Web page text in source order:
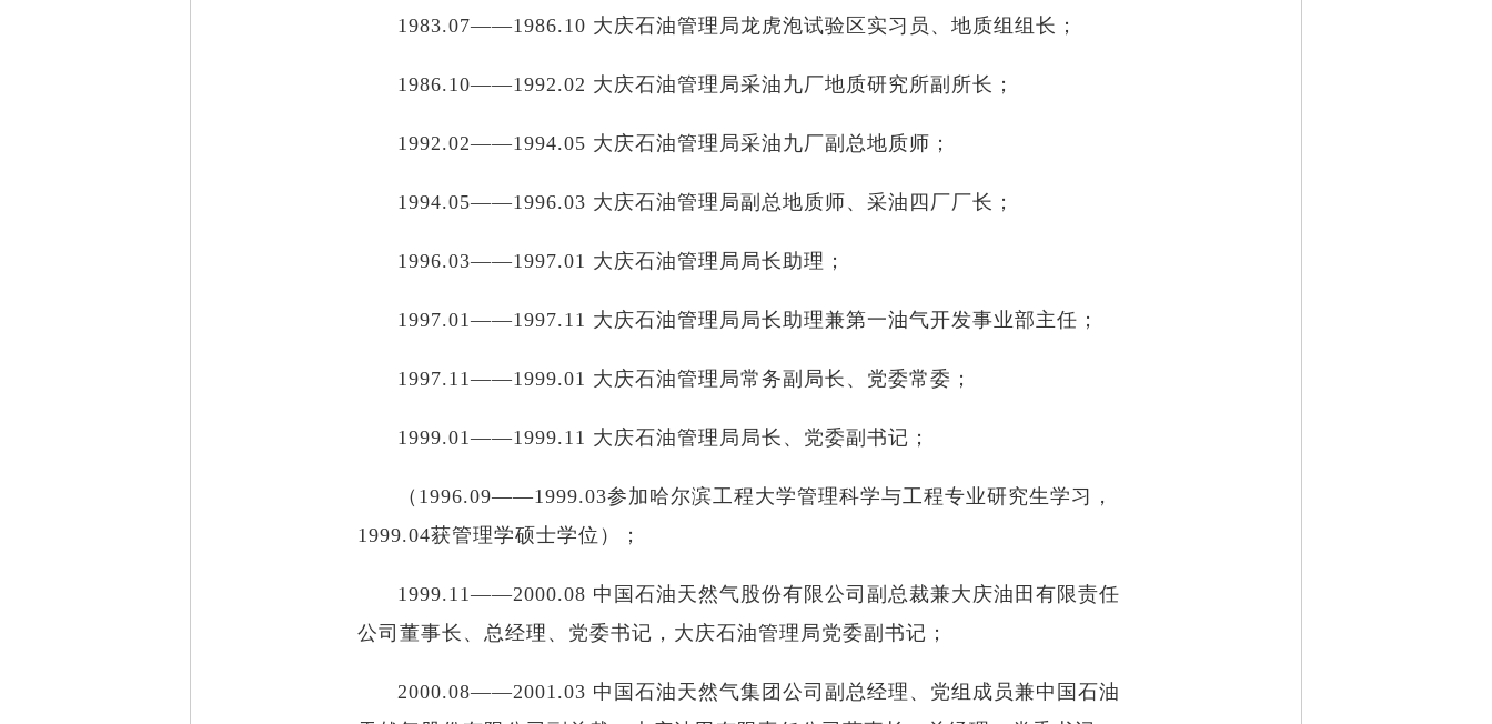
1983.07——1986.10 大庆石油管理局龙虎泡试验区实习员、地质组组长；
1986.10——1992.02 大庆石油管理局采油九厂地质研究所副所长；
1992.02——1994.05 大庆石油管理局采油九厂副总地质师；
1994.05——1996.03 大庆石油管理局副总地质师、采油四厂厂长；
1996.03——1997.01 大庆石油管理局局长助理；
1997.01——1997.11 大庆石油管理局局长助理兼第一油气开发事业部主任；
1997.11——1999.01 大庆石油管理局常务副局长、党委常委；
1999.01——1999.11 大庆石油管理局局长、党委副书记；
（1996.09——1999.03参加哈尔滨工程大学管理科学与工程专业研究生学习，
1999.04获管理学硕士学位）；
1999.11——2000.08 中国石油天然气股份有限公司副总裁兼大庆油田有限责任
公司董事长、总经理、党委书记，大庆石油管理局党委副书记；
2000.08——2001.03 中国石油天然气集团公司副总经理、党组成员兼中国石油